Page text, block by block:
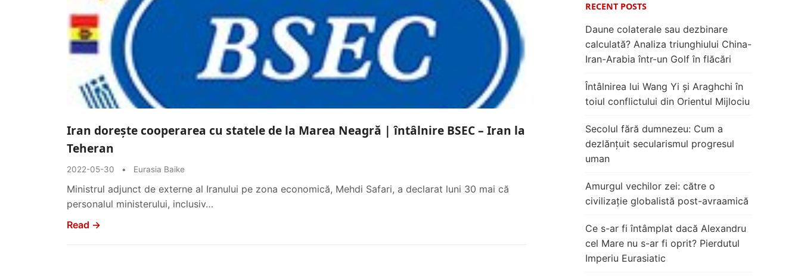
Iran dorește cooperarea cu statele de la Marea Neagră | întâlnire BSEC – Iran la
Teheran
2022-05-30 • Eurasia Baike
Ministrul adjunct de externe al Iranului pe zona economică, Mehdi Safari, a declarat luni 30 mai că
personalul ministerului, inclusiv…
Read →
RECENT POSTS
Daune colaterale sau dezbinare
calculată? Analiza triunghiului China-
Iran-Arabia într-un Golf în flăcări
Întâlnirea lui Wang Yi și Araghchi în
toiul conflictului din Orientul Mijlociu
Secolul fără dumnezeu: Cum a
dezlănțuit secularismul progresul
uman
Amurgul vechilor zei: către o
civilizație globalistă post-avraamică
Ce s-ar fi întâmplat dacă Alexandru
cel Mare nu s-ar fi oprit? Pierdutul
Imperiu Eurasiatic